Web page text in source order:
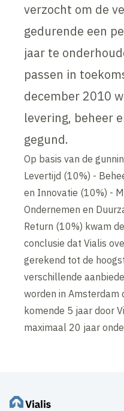
verzocht om de
gedurende een
jaar te
passen in
december 2010
levering, beheer
gegund.
Op basis van de
Levertijd (10%) -
en Innovatie (10%) -
Ondernemen en
Return (10%) kwam
conclusie dat Vialis
gerekend tot de
verschillende
worden in Amsterdam
komende 5 jaar door
maximaal 20 jaar